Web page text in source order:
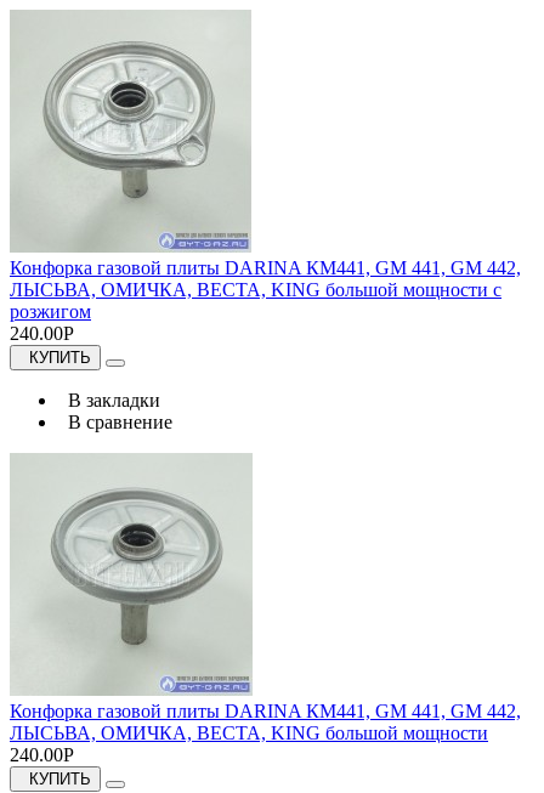
Конфорка газовой плиты DARINA КМ441, GM 441, GM 442,
ЛЫСЬВА, ОМИЧКА, ВЕСТА, KING большой мощности с
розжигом
240.00Р
КУПИТЬ
В закладки
В сравнение
Конфорка газовой плиты DARINA КМ441, GM 441, GM 442,
ЛЫСЬВА, ОМИЧКА, ВЕСТА, KING большой мощности
240.00Р
КУПИТЬ